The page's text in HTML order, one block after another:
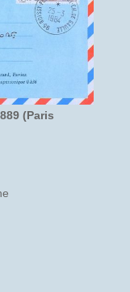
(Paris